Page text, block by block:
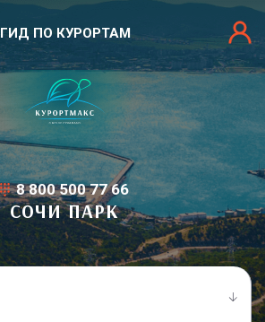
ГИД ПО КУРОРТАМ
8 800 500 77 66
СОЧИ ПАРК